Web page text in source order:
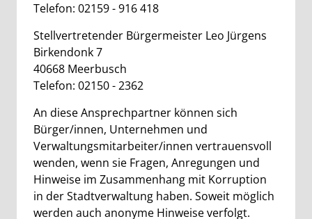
Telefon: 02159 - 916 418
Stellvertretender Bürgermeister Leo Jürgens
Birkendonk 7
40668 Meerbusch
Telefon: 02150 - 2362
An diese Ansprechpartner können sich
Bürger/innen, Unternehmen und
Verwaltungsmitarbeiter/innen vertrauensvoll
wenden, wenn sie Fragen, Anregungen und
Hinweise im Zusammenhang mit Korruption
in der Stadtverwaltung haben. Soweit möglich
werden auch anonyme Hinweise verfolgt.